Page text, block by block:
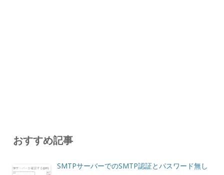
おすすめ記事
SMTPサーバーでのSMTP認証とパスワード無し